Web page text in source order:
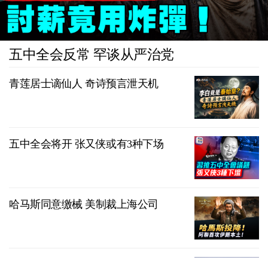
五中全会反常 罕谈从严治党
青莲居士谪仙人 奇诗预言泄天机
五中全会将开 张又侠或有3种下场
哈马斯同意缴械 美制裁上海公司